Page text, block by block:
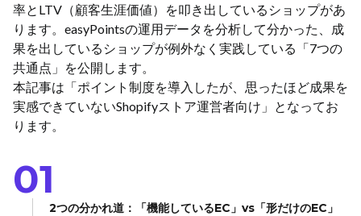
率とLTV（顧客生涯価値）を叩き出しているショップがあ
ります。easyPointsの運用データを分析して分かった、成
果を出しているショップが例外なく実践している「7つの
共通点」を公開します。
本記事は「ポイント制度を導入したが、思ったほど成果を
実感できていないShopifyストア運営者向け」となってお
ります。
01
2つの分かれ道：「機能しているEC」vs「形だけのEC」